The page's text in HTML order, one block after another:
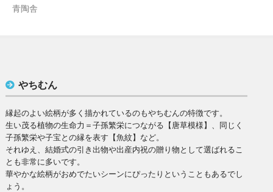
青陶舎
やちむん
縁起のよい絵柄が多く描かれているのもやちむんの特徴です。
生い茂る植物の生命力＝子孫繁栄につながる【唐草模様】、同じく
子孫繁栄や子宝との縁を表す【魚紋】など。
それゆえ、結婚式の引き出物や出産内祝の贈り物として選ばれるこ
とも非常に多いです。
華やかな絵柄がおめでたいシーンにぴったりということもあるでし
ょう。